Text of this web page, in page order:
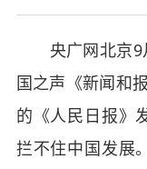
央广网北京9
国之声《新闻和
的《人民日报》
拦不住中国发展